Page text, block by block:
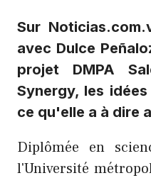
Sur
avec Dulce
projet DMPA
Synergy, les
ce qu'elle a à dire
Diplômée en
l'Université